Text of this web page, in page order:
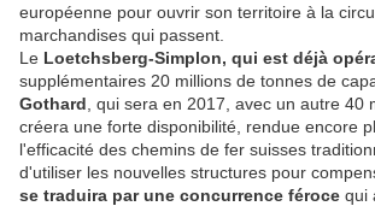
européenne pour ouvrir son territoire à la
marchandises qui passent.
Le Loetchsberg-Simplon, qui est déjà
supplémentaires 20 millions de tonnes de
Gothard , qui sera en 2017, avec un autre 40
créera une forte disponibilité, rendue encore
l'efficacité des chemins de fer suisses
d'utiliser les nouvelles structures pour
se traduira par une concurrence féroce qui